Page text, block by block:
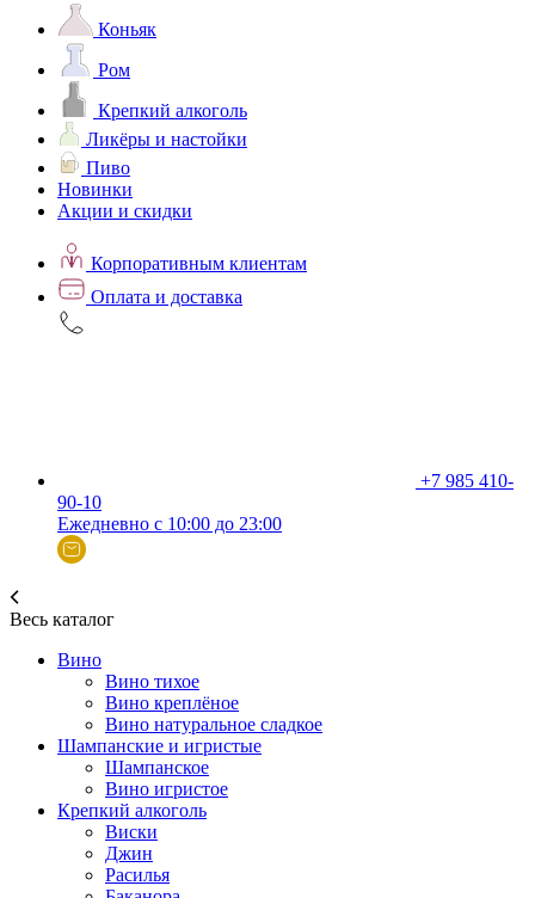
Коньяк
Ром
Крепкий алкоголь
Ликёры и настойки
Пиво
Новинки
Акции и скидки
Корпоративным клиентам
Оплата и доставка
+7 985 410-
90-10
Ежедневно с 10:00 до 23:00
Весь каталог
Вино
Вино тихое
Вино креплёное
Вино натуральное сладкое
Шампанские и игристые
Шампанское
Вино игристое
Крепкий алкоголь
Виски
Джин
Расилья